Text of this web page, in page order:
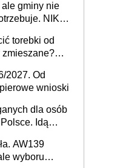
gminy nie
NIK
torebki od
zmieszane?
2027. Od
wnioski
dla osób
Idą
AW139
wyboru